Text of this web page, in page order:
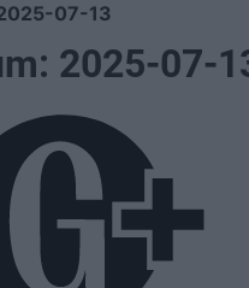
07-13
2025-07-